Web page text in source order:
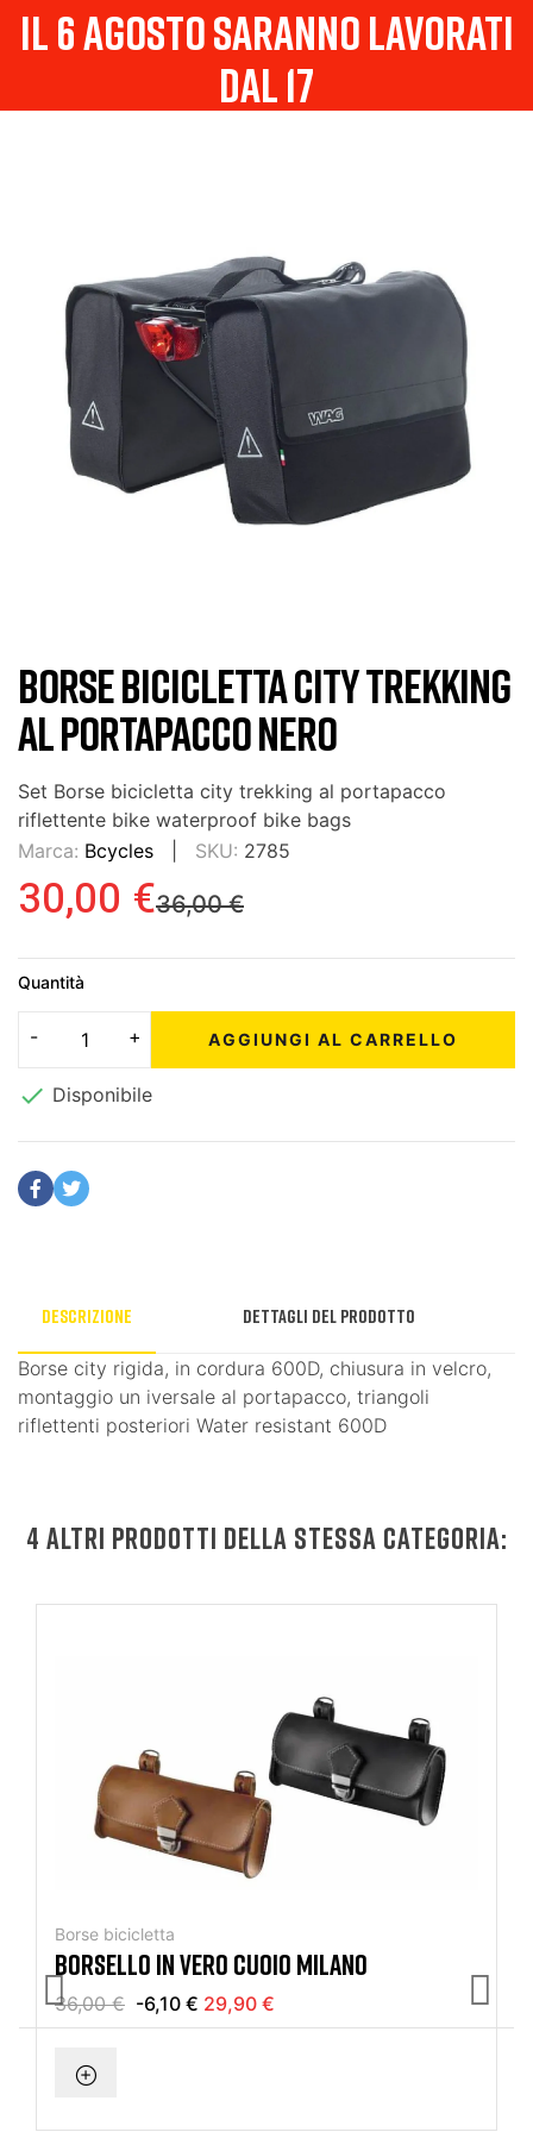
il 6 agosto saranno lavorati
dal 17
BORSE BICICLETTA CITY TREKKING
AL PORTAPACCO NERO
Set Borse bicicletta city trekking al portapacco
riflettente bike waterproof bike bags
Marca: Bcycles SKU: 2785
36,00 €
30,00 €
Quantità
AGGIUNGI AL CARRELLO
 Disponibile
Descrizione Dettagli del prodotto
Borse city rigida, in cordura 600D, chiusura in velcro,
montaggio un iversale al portapacco, triangoli
riflettenti posteriori Water resistant 600D
4 ALTRI PRODOTTI DELLA STESSA CATEGORIA:
Borse bicicletta
BORSELLO IN VERO CUOIO MILANO
36,00 € -6,10 € 29,90 €